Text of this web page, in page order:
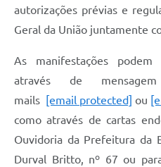
autorizações prévias e
Geral da União juntamente
As manifestações
através de
mails
[email protected] ou
como através de cartas
Ouvidoria da Prefeitura da
Durval Britto, nº 67 ou